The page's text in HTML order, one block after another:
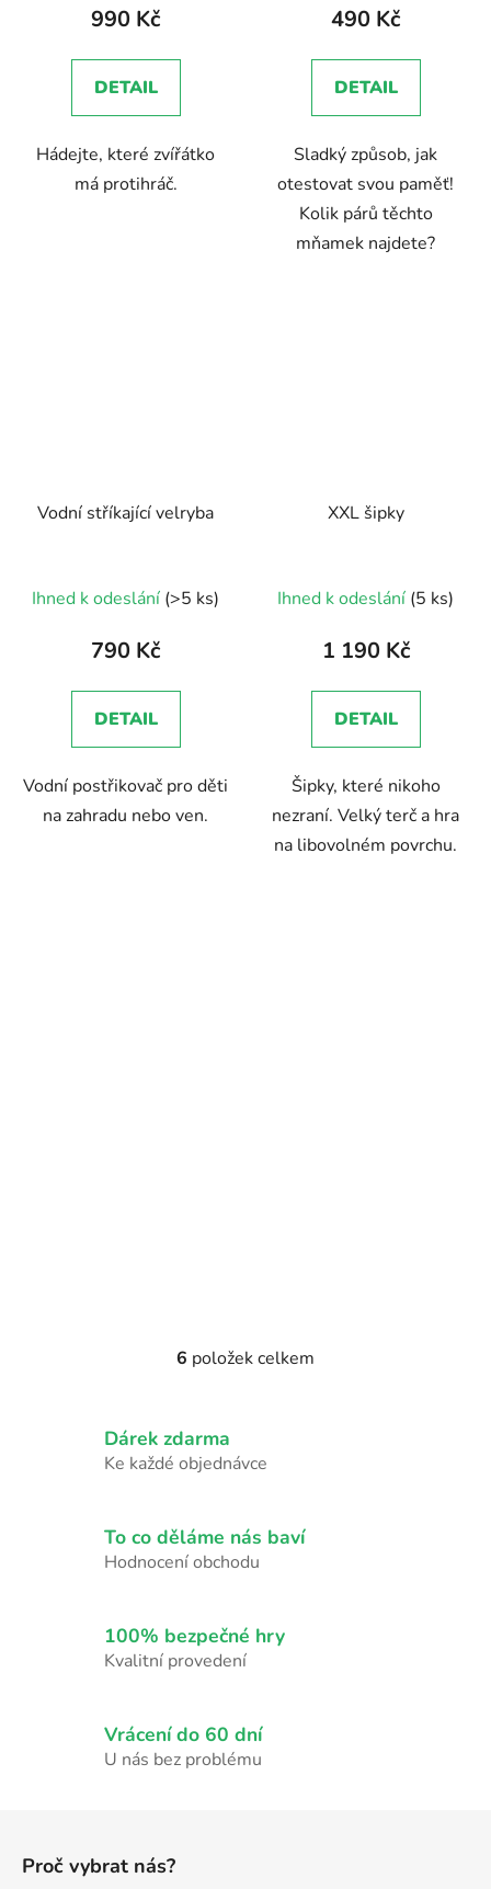
990 Kč
DETAIL
Hádejte, které zvířátko
má protihráč.
490 Kč
DETAIL
Sladký způsob, jak
otestovat svou paměť!
Kolik párů těchto
mňamek najdete?
Vodní stříkající velryba
Ihned k odeslání (>5 ks)
790 Kč
DETAIL
Vodní postřikovač pro děti
na zahradu nebo ven.
XXL šipky
hodnocení
produktu
3,0
z
hvězdiček.
Ihned k odeslání (5 ks)
1 190 Kč
DETAIL
Šipky, které nikoho
nezraní. Velký terč a hra
na libovolném povrchu.
O
d
í
p
k
y
p
i
6 položek celkem
Dárek zdarma
Ke každé objednávce
To co děláme nás baví
Hodnocení obchodu
100% bezpečné hry
Kvalitní provedení
Vrácení do 60 dní
U nás bez problému
Proč vybrat nás?